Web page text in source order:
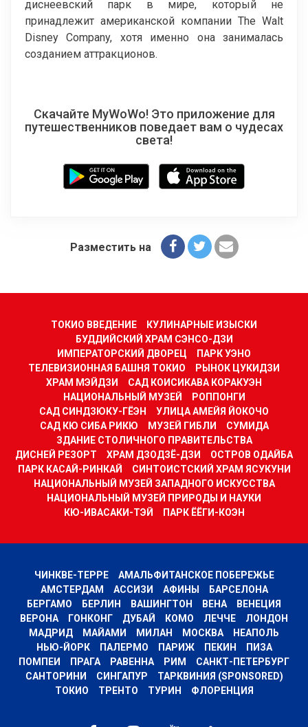
диснеевский парк в мире, который не
принадлежит американской компании The Walt
Disney Company, хотя именно она занималась
созданием аттракционов.
Скачайте MyWoWo! Это приложение для
путешественников поведает вам о чудесах
света!
Разместить на
ТОКИО ВВЕДЕНИЕ
КУЛИНАРНЫЕ ИЗЫСКИ
БУДДИЙСКИЙ ХРАМ СЭНСО-ДЗИ
ИМПЕРАТОРСКИЙ ДВОРЕЦ
ПАРК УЭНО
ТЕЛЕВИЗИОННАЯ БАШНЯ ТОКИО
РЫНОК ЦУКИДЗИ
ХРАМ МЭЙДЗИ
САД КОИСИКАВА КОРАКУЭН
НАЦИОНАЛЬНЫЙ МУЗЕЙ
РОППОНГИ
САД СИНДЗЮКУ-ГЁЭН
УЛИЦА АМЕЙЯ ЙОКОЧО
САД КЮ СИБА РИКЮ
МУЗЕЙ ГИБЛИ
СУМИДА
ЗДАНИЕ СТОЛИЧНОГО ПРАВИТЕЛЬСТВА
ДИСНЕЙ РЕЗОРТ
ХРАМ ДЗОДЗЁ-ДЗИ
ОСТРОВ ОДАЙБА
ПАРК КАСАЙ-РИНКАЙ
СИНТОИСТСКИЙ ХРАМ ЯСУКУНИ
НАЦИОНАЛЬНЫЙ МУЗЕЙ ЗАПАДНОГО ИСКУССТВА
НАЦИОНАЛЬНЫЙ МУЗЕЙ ПРИРОДЫ И НАУКИ
КЮ-ИВАСАКИ-ТЭЙ
ПАРК ЁЁГИ-КОЭН
ЧИНКВЕ-ТЕРРЕ
АМАЛЬФИТАНСКОЕ ПОБЕРЕЖЬЕ
АМСТЕРДАМ
АССИЗИ АФИНЫ
БАРСЕЛОНА
БЕРГАМО
БЕРЛИН ВАШИНГТОН ВЕНА
ВЕНЕЦИЯ
ВЕРОНА
ГОНКОНГ ДУБАЙ КОМО ЛЕЧЧЕ
ЛОНДОН
МАДРИД
МАЙАМИ МИЛАН МОСКВА
НЕАПОЛЬ
НЬЮ-ЙОРК
ПАЛЕРМО ПАРИЖ ПЕКИН
ПИЗА
ПОМПЕИ
ПРАГА РАВЕННА РИМ
САНКТ-ПЕТЕРБУРГ
САНТОРИНИ
СИНГАПУР
ТАРКВИНИЯ (SPONSORED)
ТОКИО
ТРЕНТО ТУРИН ФЛОРЕНЦИЯ